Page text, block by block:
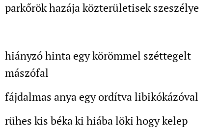
parkőrök hazája közterületisek szeszélye
hiányzó hinta egy körömmel széttegelt
mászófal
fájdalmas anya egy ordítva libikókázóval
rühes kis béka ki hiába löki hogy kelep